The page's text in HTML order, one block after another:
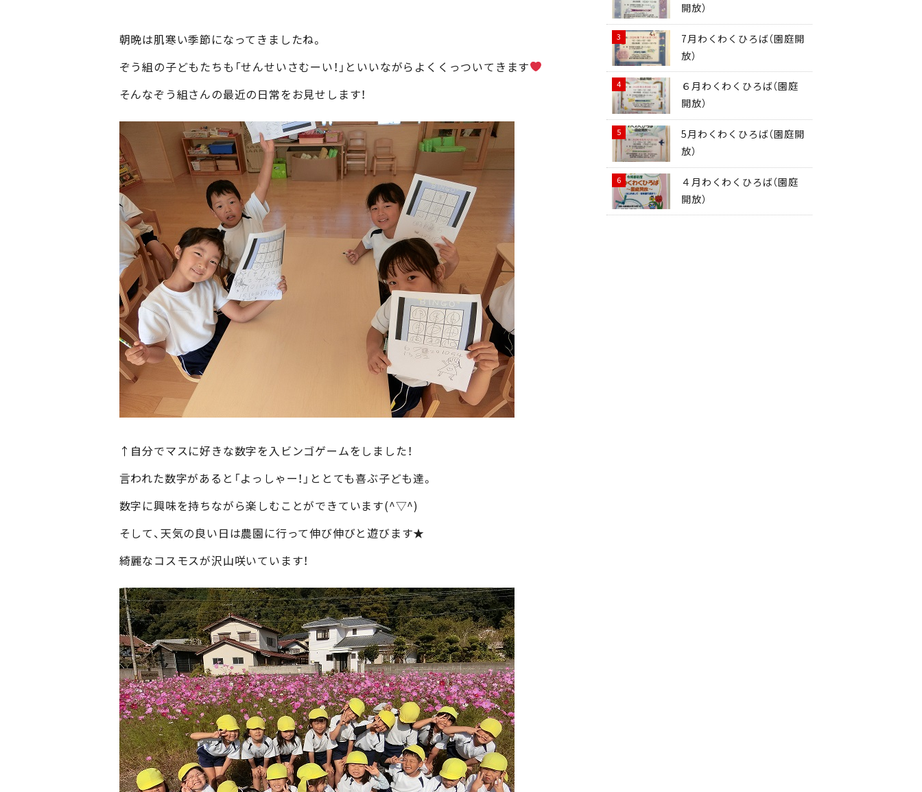
朝晩は肌寒い季節になってきましたね。
ぞう組の子どもたちも「せんせいさむーい！」といいながらよくくっついてきます
そんなぞう組さんの最近の日常をお見せします！
↑自分でマスに好きな数字を入ビンゴゲームをしました！
言われた数字があると「よっしゃー！」ととても喜ぶ子ども達。
数字に興味を持ちながら楽しむことができています(^▽^)
そして、天気の良い日は農園に行って伸び伸びと遊びます★
綺麗なコスモスが沢山咲いています！
開放）
7月わくわくひろば（園庭開
放）
６月わくわくひろば（園庭
開放）
5月わくわくひろば（園庭開
放）
４月わくわくひろば（園庭
開放）